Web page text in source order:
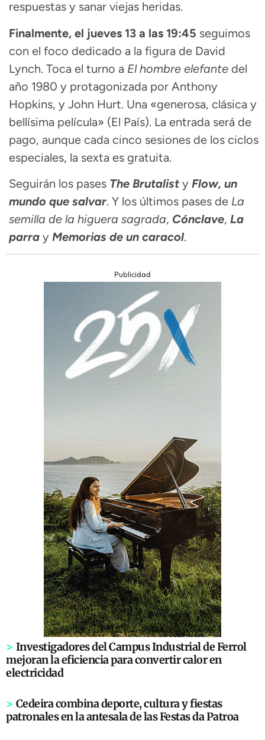
respuestas y sanar viejas heridas.
Finalmente, el jueves 13 a las 19:45 seguimos
con el foco dedicado a la figura de David
Lynch. Toca el turno a El hombre elefante del
año 1980 y protagonizada por Anthony
Hopkins, y John Hurt. Una «generosa, clásica y
bellísima película» (El País). La entrada será de
pago, aunque cada cinco sesiones de los ciclos
especiales, la sexta es gratuita.
Seguirán los pases The Brutalist y Flow, un
mundo que salvar. Y los últimos pases de La
semilla de la higuera sagrada, Cónclave, La
parra y Memorias de un caracol.
Publicidad
> Investigadores del Campus Industrial de Ferrol
mejoran la eficiencia para convertir calor en
electricidad
> Cedeira combina deporte, cultura y fiestas
patronales en la antesala de las Festas da Patroa